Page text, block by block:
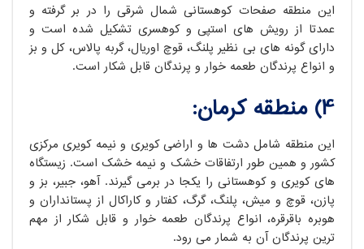
این منطقه صفحات کوهستانی شمال شرقی را در بر گرفته و
عمدتا از رویش های استپی و کوهسری تشکیل شده است و
دارای گونه های بی نظیر پلنگ، قوچ اوریال، گربه پالاس، کل و بز
و انواع پرندگان طعمه خوار و پرندگان قابل شکار است.
4) منطقه کرمان:
این منطقه شامل دشت ها و اراضی کویری و نیمه کویری مرکزی
کشور و همین طور ارتفاقات خشک و نیمه خشک است. زیستگاه
های کویری و کوهستانی را یکجا در برمی گیرند. آهو، جبیر، بز و
پازن، قوچ و میش، پلنگ، گرگ، کفتار و کاراکال از پستانداران و
هوبره باقرقره، انواع پرندگان طعمه خوار و قابل شکار از مهم
ترین پرندگان آن به شمار می رود.